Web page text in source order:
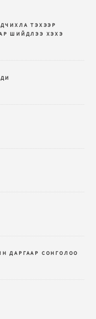
ТЭХЭЭР
ШИЙДЛЭЭ ХЭХЭ
ДАРГААР СОНГОЛОО